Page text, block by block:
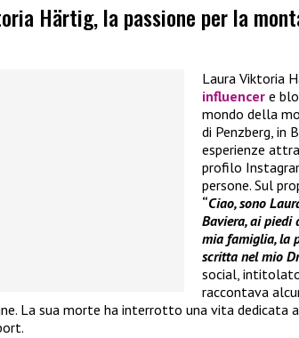
Härtig, la passione per la
Laura Viktoria
influencer e
mondo della
di Penzberg, in
esperienze
profilo
persone. Sul
“Ciao, sono
Baviera, ai piedi
mia famiglia, la
scritta nel mio
social,
raccontava
La sua morte ha interrotto una vita dedicata